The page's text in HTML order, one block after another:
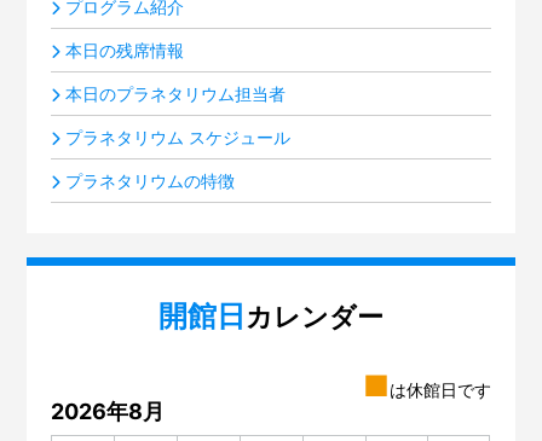
プログラム紹介
本日の残席情報
本日のプラネタリウム担当者
プラネタリウム スケジュール
プラネタリウムの特徴
開館日 カレンダー
■は休館日です
2026年8月